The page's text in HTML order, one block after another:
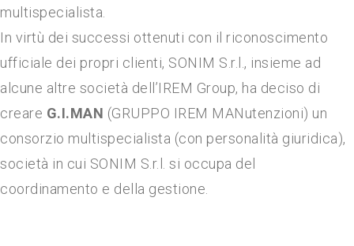
multispecialista.
In virtù dei successi ottenuti con il riconoscimento
ufficiale dei propri clienti, SONIM S.r.l., insieme ad
alcune altre società dell’IREM Group, ha deciso di
creare G.I.MAN (GRUPPO IREM MANutenzioni) un
consorzio multispecialista (con personalità giuridica),
società in cui SONIM S.r.l. si occupa del
coordinamento e della gestione.